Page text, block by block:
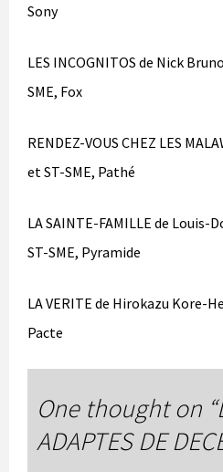
Sony
LES INCOGNITOS de Nick
SME, Fox
RENDEZ-VOUS CHEZ LES
et ST-SME, Pathé
LA SAINTE-FAMILLE de Louis-
ST-SME, Pyramide
LA VERITE de Hirokazu Kore-
Pacte
One thought on “
ADAPTES DE